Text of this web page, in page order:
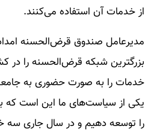
از خدمات آن استفاده می‌کنند.
مدیرعامل صندوق قرض‌الحسنه
بزرگترین شبکه قرض‌الحسنه را در
خدمات را به صورت حضوری به
یکی از سیاست‌های ما این است که
را توسعه دهیم و در سال جاری